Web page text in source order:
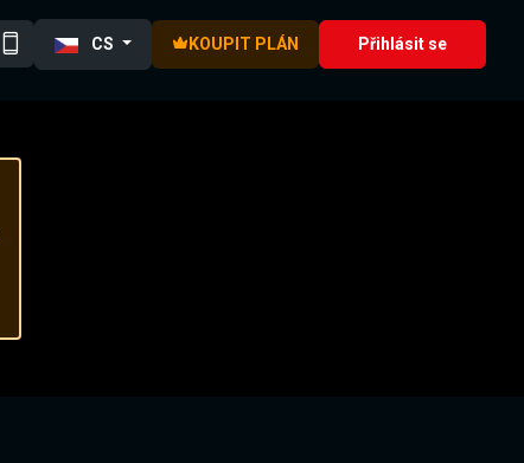
CS KOUPIT PLÁN Přihlásit se